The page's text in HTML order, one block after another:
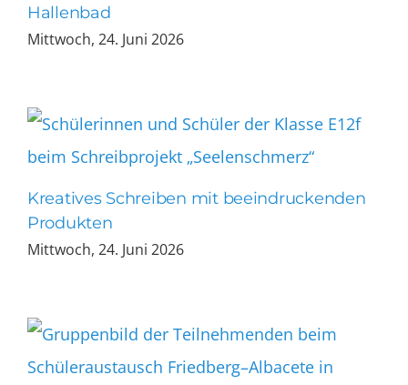
Hallenbad
Mittwoch, 24. Juni 2026
Kreatives Schreiben mit beeindruckenden
Produkten
Mittwoch, 24. Juni 2026